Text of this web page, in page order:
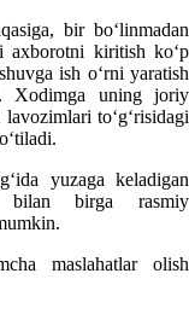
bir boʻlinmadan
aхborotni kiritish koʻp
ish oʻrni yaratish
Xodimga uning joriy
toʻgʻrisidagi
yuzaga keladigan
bilan birga rasmiy
maslahatlar olish